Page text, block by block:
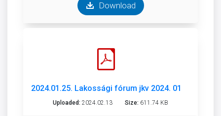
Download
2024.01.25. Lakossági fórum jkv 2024. 01. 25..pdf
Uploaded: 2024.02.13 Size: 611.74 KB